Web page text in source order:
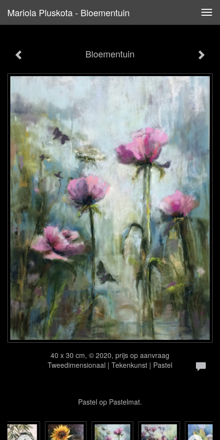
Mariola Pluskota - Bloementuin
Bloementuin
40 x 30 cm, © 2020, prijs op aanvraag
Tweedimensionaal | Tekenkunst | Pastel
Pastel op Pastelmat.